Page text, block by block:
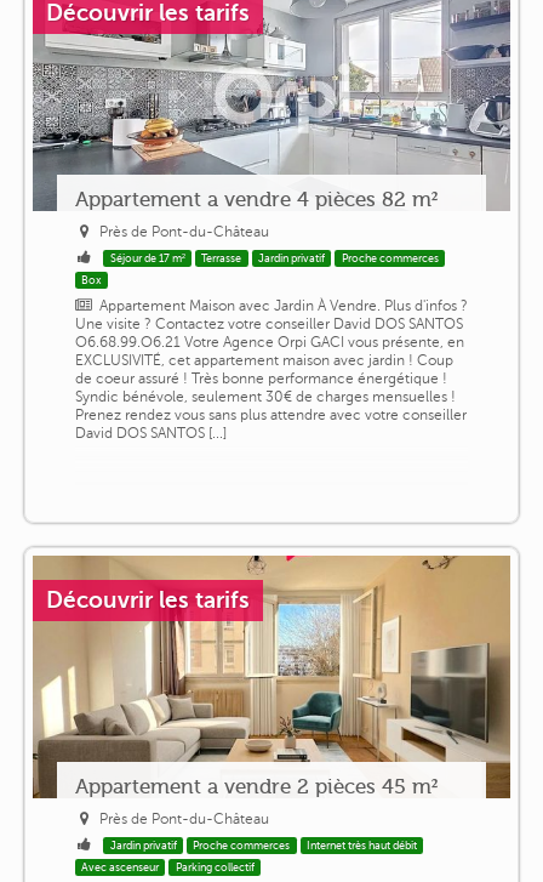
Découvrir les tarifs
Appartement a vendre 4 pièces 82 m²
Près de Pont-du-Château
Séjour de 17 m² Terrasse Jardin privatif
Proche commerces
Box
Appartement Maison avec Jardin À Vendre. Plus d'infos ?
Une visite ? Contactez votre conseiller David DOS SANTOS
O6.68.99.O6.21 Votre Agence Orpi GACI vous présente, en
EXCLUSIVITÉ, cet appartement maison avec jardin ! Coup
de coeur assuré ! Très bonne performance énergétique !
Syndic bénévole, seulement 30€ de charges mensuelles !
Prenez rendez vous sans plus attendre avec votre conseiller
David DOS SANTOS [...]
Découvrir les tarifs
Appartement a vendre 2 pièces 45 m²
Près de Pont-du-Château
Jardin privatif Proche commerces
Internet très haut débit
Avec ascenseur
Parking collectif